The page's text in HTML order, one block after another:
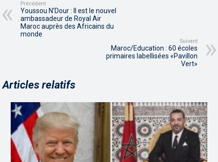
Précédent
Youssou N’Dour : Il est le nouvel
ambassadeur de Royal Air
Maroc auprès des Africains du
monde
Suivant
Maroc/Education : 60 écoles
primaires labellisées «Pavillon
Vert»
Articles relatifs